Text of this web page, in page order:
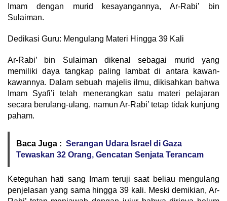
Imam dengan murid kesayangannya, Ar-Rabi’ bin
Sulaiman.
​Dedikasi Guru: Mengulang Materi Hingga 39 Kali
​Ar-Rabi’ bin Sulaiman dikenal sebagai murid yang
memiliki daya tangkap paling lambat di antara kawan-
kawannya. Dalam sebuah majelis ilmu, dikisahkan bahwa
Imam Syafi’i telah menerangkan satu materi pelajaran
secara berulang-ulang, namun Ar-Rabi’ tetap tidak kunjung
paham.
Baca Juga : Serangan Udara Israel di Gaza
Tewaskan 32 Orang, Gencatan Senjata Terancam
​Keteguhan hati sang Imam teruji saat beliau mengulang
penjelasan yang sama hingga 39 kali. Meski demikian, Ar-